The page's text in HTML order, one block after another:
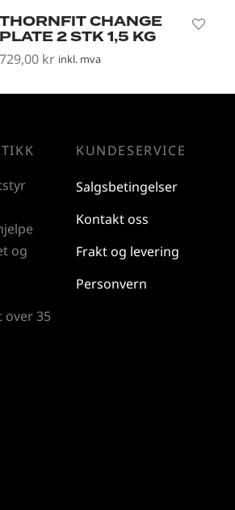
THORNFIT CHANGE
PLATE 2 STK 1,5 KG
729,00 kr inkl. mva
og
35
KUNDESERVICE
Salgsbetingelser
Kontakt oss
Frakt og levering
Personvern